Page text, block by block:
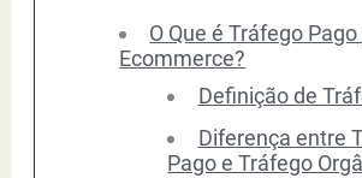
O Que é Tráfego
Ecommerce?
Definição de
Diferença entre
Pago e Tráfego